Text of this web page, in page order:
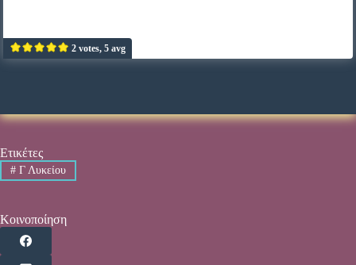
2 votes, 5 avg
Ετικέτες
#Γ Λυκείου
Κοινοποίηση